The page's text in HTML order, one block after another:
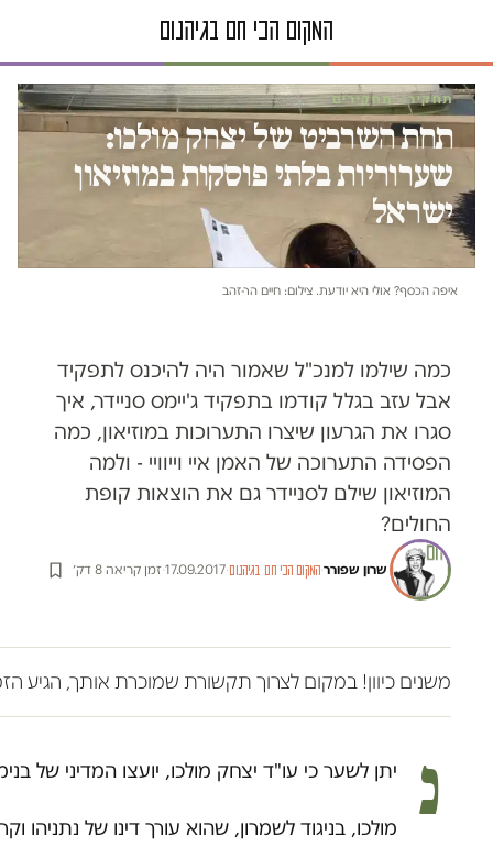
תחקיר · תחקירים
תחת השרביט של יצחק מולכו:
שערוריות בלתי פוסקות במוזיאון
ישראל
איפה הכסף? אולי היא יודעת. צילום: חיים הר-זהב
כמה שילמו למנכ"ל שאמור היה להיכנס לתפקיד
אבל עזב בגלל קודמו בתפקיד ג'יימס סניידר, איך
סגרו את הגרעון שיצרו התערוכות במוזיאון, כמה
הפסידה התערוכה של האמן איי וייוויי - ולמה
המוזיאון שילם לסניידר גם את הוצאות קופת
החולים?
שרון שפורר·המקום הכי חם בגיהנום·
17.09.2017
·זמן קריאה 8 דק׳
משנים כיוון! במקום לצרוך תקשורת שמוכרת אותך, הגיע
נ יתן לשער כי עו"ד יצחק מולכו, יועצו המדיני של
מולכו, בניגוד לשמרון, שהוא עורך דינו של